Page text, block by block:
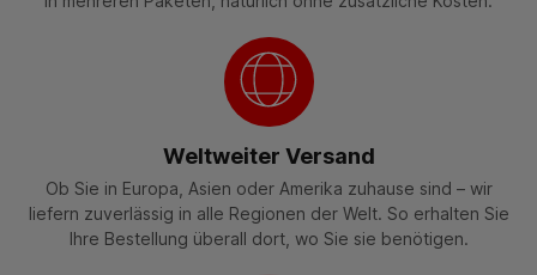
Weltweiter Versand
Ob Sie in Europa, Asien oder Amerika zuhause sind – wir
liefern zuverlässig in alle Regionen der Welt. So erhalten Sie
Ihre Bestellung überall dort, wo Sie sie benötigen.